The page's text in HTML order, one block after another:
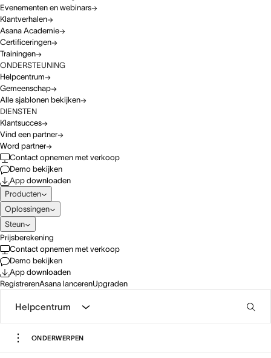
Evenementen en webinars
Klantverhalen
Asana Academie
Certificeringen
Trainingen
ONDERSTEUNING
Helpcentrum
Gemeenschap
Alle sjablonen bekijken
DIENSTEN
Klantsucces
Vind een partner
Word partner
Contact opnemen met verkoop
Demo bekijken
App downloaden
Producten
Oplossingen
Steun
Prijsberekening
Contact opnemen met verkoop
Demo bekijken
App downloaden
RegistrerenAsana lancerenUpgraden
Helpcentrum
ONDERWERPEN